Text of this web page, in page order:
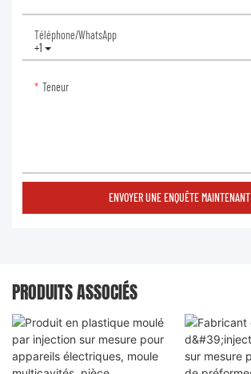
+1
Téléphone/WhatsApp
Teneur
ENVOYER UNE ENQUÊTE MAINTENANT
PRODUITS ASSOCIÉS